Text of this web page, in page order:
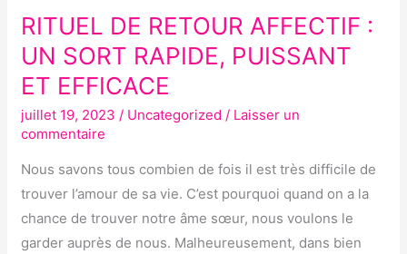
RITUEL DE RETOUR AFFECTIF :
UN SORT RAPIDE, PUISSANT
ET EFFICACE
juillet 19, 2023 / Uncategorized / Laisser un
commentaire
Nous savons tous combien de fois il est très difficile de
trouver l’amour de sa vie. C’est pourquoi quand on a la
chance de trouver notre âme sœur, nous voulons le
garder auprès de nous. Malheureusement, dans bien
RITUEL
DE
RETOUR
AFFECTIF :
UN
SORT
RAPIDE,
PUISSANT
ET
EFFICACE